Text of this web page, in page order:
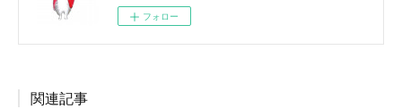
フォロー
関連記事